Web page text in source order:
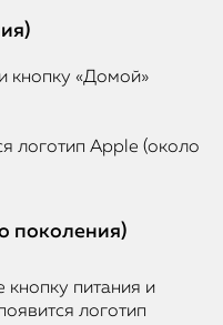
кнопку «Домой»
логотип Apple (около
поколения)
кнопку питания и
логотип